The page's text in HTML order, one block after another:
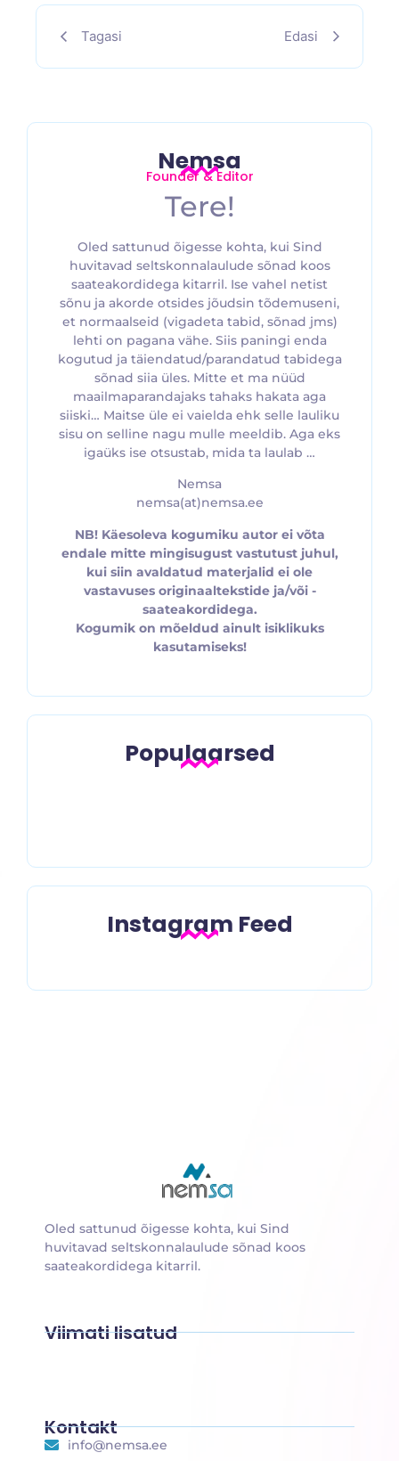
Tagasi Edasi
Nemsa
Founder & Editor
Tere!
Oled sattunud õigesse kohta, kui Sind
huvitavad seltskonnalaulude sõnad koos
saateakordidega kitarril. Ise vahel netist
sõnu ja akorde otsides jõudsin tõdemuseni,
et normaalseid (vigadeta tabid, sõnad jms)
lehti on pagana vähe. Siis paningi enda
kogutud ja täiendatud/parandatud tabidega
sõnad siia üles. Mitte et ma nüüd
maailmaparandajaks tahaks hakata aga
siiski… Maitse üle ei vaielda ehk selle lauliku
sisu on selline nagu mulle meeldib. Aga eks
igaüks ise otsustab, mida ta laulab …
Nemsa
nemsa(at)nemsa.ee
NB! Käesoleva kogumiku autor ei võta
endale mitte mingisugust vastutust juhul,
kui siin avaldatud materjalid ei ole
vastavuses originaaltekstide ja/või -
saateakordidega.
Kogumik on mõeldud ainult isiklikuks
kasutamiseks!
Populaarsed
Instagram Feed
Oled sattunud õigesse kohta, kui Sind
huvitavad seltskonnalaulude sõnad koos
saateakordidega kitarril.
Viimati lisatud
Kontakt
info@nemsa.ee